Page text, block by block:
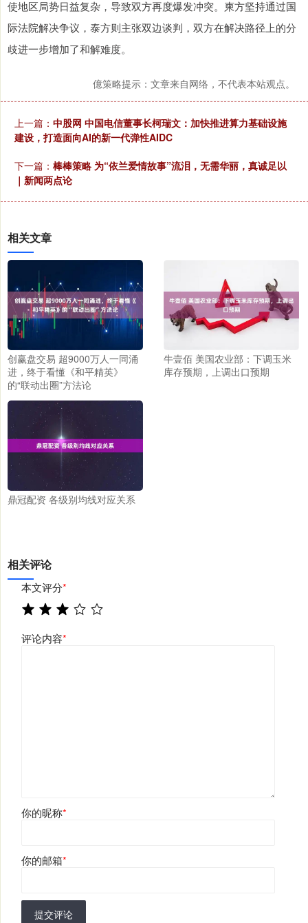
使地区局势日益复杂，导致双方再度爆发冲突。柬方坚持通过国
际法院解决争议，泰方则主张双边谈判，双方在解决路径上的分
歧进一步增加了和解难度。
億策略提示：文章来自网络，不代表本站观点。
上一篇： 中股网 中国电信董事长柯瑞文：加快推进算力基础设施
建设，打造面向AI的新一代弹性AIDC
下一篇： 棒棒策略 为“依兰爱情故事”流泪，无需华丽，真诚足以
｜新闻两点论
相关文章
创赢盘交易 超9000万人一同涌
进，终于看懂《和平精英》
的“联动出圈”方法论
牛壹佰 美国农业部：下调玉米
库存预期，上调出口预期
鼎冠配资 各级别均线对应关系
相关评论
本文评分*
评论内容*
你的昵称*
你的邮箱*
提交评论